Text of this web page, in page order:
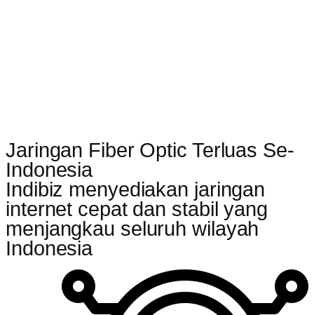
Jaringan Fiber Optic Terluas Se-
Indonesia
Indibiz menyediakan jaringan
internet cepat dan stabil yang
menjangkau seluruh wilayah
Indonesia